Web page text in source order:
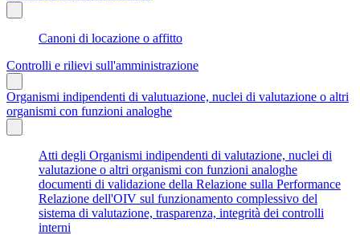
Canoni di locazione o affitto
Controlli e rilievi sull'amministrazione
Organismi indipendenti di valutuazione, nuclei di valutazione o altri
organismi con funzioni analoghe
Atti degli Organismi indipendenti di valutazione, nuclei di
valutazione o altri organismi con funzioni analoghe
documenti di validazione della Relazione sulla Performance
Relazione dell'OIV sul funzionamento complessivo del
sistema di valutazione, trasparenza, integrità dei controlli
interni